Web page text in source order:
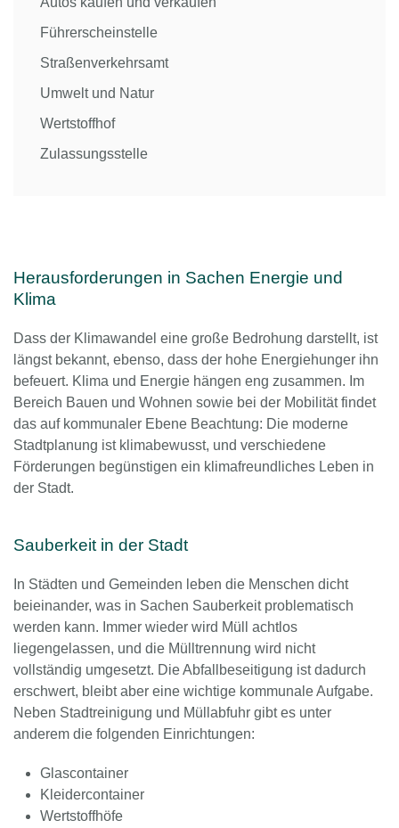
Führerscheinstelle
Straßenverkehrsamt
Umwelt und Natur
Wertstoffhof
Zulassungsstelle
Herausforderungen in Sachen Energie und
Klima
Dass der Klimawandel eine große Bedrohung darstellt, ist
längst bekannt, ebenso, dass der hohe Energiehunger ihn
befeuert. Klima und Energie hängen eng zusammen. Im
Bereich Bauen und Wohnen sowie bei der Mobilität findet
das auf kommunaler Ebene Beachtung: Die moderne
Stadtplanung ist klimabewusst, und verschiedene
Förderungen begünstigen ein klimafreundliches Leben in
der Stadt.
Sauberkeit in der Stadt
In Städten und Gemeinden leben die Menschen dicht
beieinander, was in Sachen Sauberkeit problematisch
werden kann. Immer wieder wird Müll achtlos
liegengelassen, und die Mülltrennung wird nicht
vollständig umgesetzt. Die Abfallbeseitigung ist dadurch
erschwert, bleibt aber eine wichtige kommunale Aufgabe.
Neben Stadtreinigung und Müllabfuhr gibt es unter
anderem die folgenden Einrichtungen:
Glascontainer
Kleidercontainer
Wertstoffhöfe